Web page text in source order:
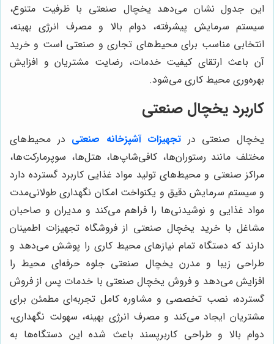
این جدول نشان می‌دهد یخچال صنعتی با ظرفیت متنوع،
سیستم سرمایش پیشرفته، دوام بالا و مصرف انرژی بهینه،
انتخابی مناسب برای محیط‌های تجاری و صنعتی است و خرید
آن باعث ارتقای کیفیت خدمات، رضایت مشتریان و افزایش
بهره‌وری محیط کاری می‌شود.
کاربرد یخچال صنعتی
یخچال صنعتی در تجهیزات آشپزخانه صنعتی در محیط‌های
مختلف مانند رستوران‌ها، کافی‌شاپ‌ها، هتل‌ها، سوپرمارکت‌ها،
مراکز صنعتی و محیط‌های تولید مواد غذایی کاربرد گسترده دارد
و سیستم سرمایش دقیق و یکنواخت امکان نگهداری طولانی‌مدت
مواد غذایی و نوشیدنی‌ها را فراهم می‌کند و مدیران و صاحبان
مشاغل با خرید یخچال صنعتی از فروشگاه تجهیزات اطمینان
دارند که دستگاه تمام نیازهای محیط کاری را پوشش می‌دهد و
طراحی زیبا و مدرن یخچال صنعتی جلوه حرفه‌ای محیط را
افزایش می‌دهد و فروش یخچال صنعتی با خدمات پس از فروش
گسترده، نصب تخصصی و مشاوره کامل تجربه‌ای مطمئن برای
مشتریان ایجاد می‌کند و مصرف انرژی بهینه، سهولت نگهداری،
دوام بالا و طراحی کاربرپسند باعث شده این دستگاه‌ها به